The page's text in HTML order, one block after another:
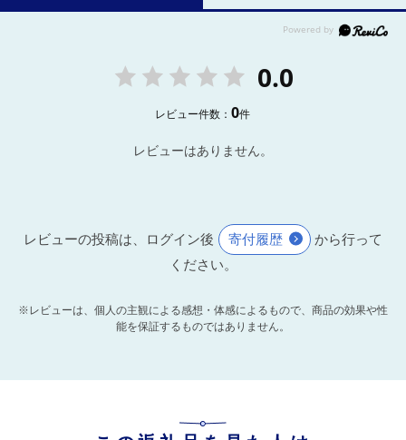
0.0
レビュー件数：0件
レビューはありません。
レビューの投稿は、ログイン後 寄付履歴
から行って
ください。
※レビューは、個人の主観による感想・体感によるもので、商品の効果や性
能を保証するものではありません。